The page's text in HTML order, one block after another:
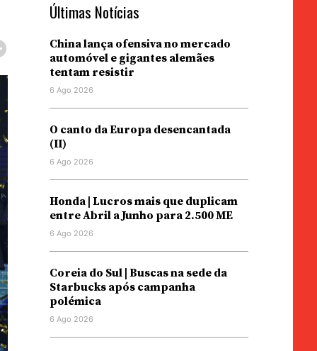
Últimas Notícias
China lança ofensiva no mercado
automóvel e gigantes alemães
tentam resistir
6 Ago 2026
O canto da Europa desencantada
(II)
6 Ago 2026
Honda | Lucros mais que duplicam
entre Abril a Junho para 2.500 ME
6 Ago 2026
Coreia do Sul | Buscas na sede da
Starbucks após campanha
polémica
6 Ago 2026